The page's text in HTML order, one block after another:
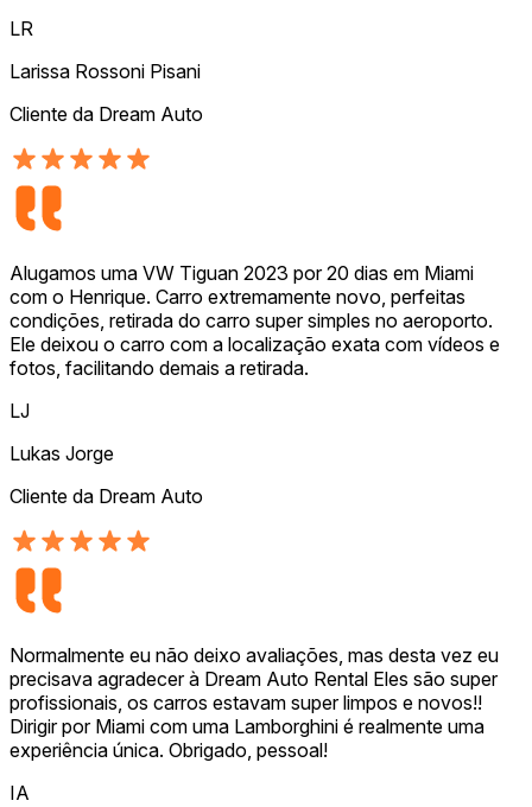
LR
Larissa Rossoni Pisani
Cliente da Dream Auto
Alugamos uma VW Tiguan 2023 por 20 dias em Miami
com o Henrique. Carro extremamente novo, perfeitas
condições, retirada do carro super simples no aeroporto.
Ele deixou o carro com a localização exata com vídeos e
fotos, facilitando demais a retirada.
LJ
Lukas Jorge
Cliente da Dream Auto
Normalmente eu não deixo avaliações, mas desta vez eu
precisava agradecer à Dream Auto Rental Eles são super
profissionais, os carros estavam super limpos e novos!!
Dirigir por Miami com uma Lamborghini é realmente uma
experiência única. Obrigado, pessoal!
IA